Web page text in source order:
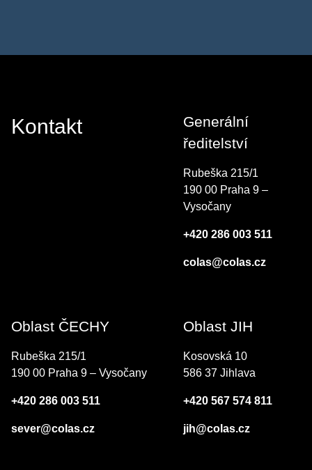
Kontakt
Generální
ředitelství
Rubeška 215/1
190 00 Praha 9 –
Vysočany
+420 286 003 511
colas@colas.cz
Oblast ČECHY
Rubeška 215/1
190 00 Praha 9 – Vysočany
+420 286 003 511
sever@colas.cz
Oblast JIH
Kosovská 10
586 37 Jihlava
+420 567 574 811
jih@colas.cz